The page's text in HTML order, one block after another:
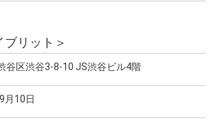
ブリット＞
谷区渋谷3-8-10 JS渋谷ビル4階
月10日